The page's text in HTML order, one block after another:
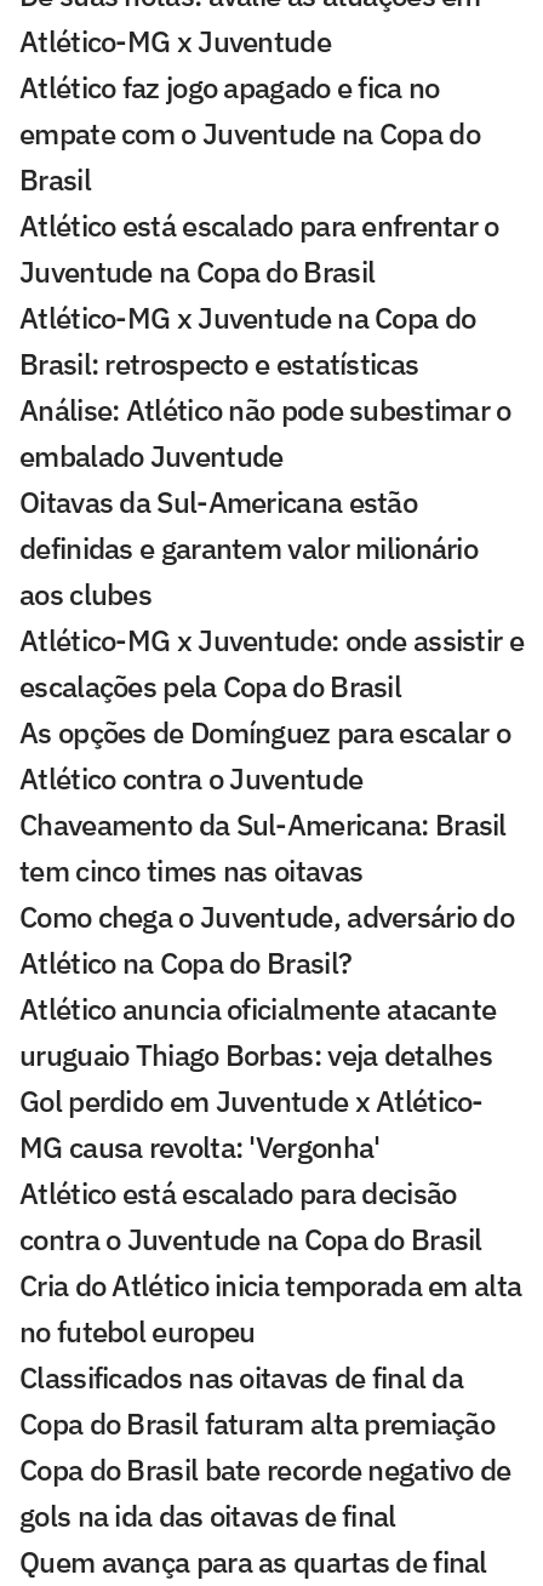
Atlético-MG x Juventude
Atlético faz jogo apagado e fica no
empate com o Juventude na Copa do
Brasil
Atlético está escalado para enfrentar o
Juventude na Copa do Brasil
Atlético-MG x Juventude na Copa do
Brasil: retrospecto e estatísticas
Análise: Atlético não pode subestimar o
embalado Juventude
Oitavas da Sul-Americana estão
definidas e garantem valor milionário
aos clubes
Atlético-MG x Juventude: onde assistir e
escalações pela Copa do Brasil
As opções de Domínguez para escalar o
Atlético contra o Juventude
Chaveamento da Sul-Americana: Brasil
tem cinco times nas oitavas
Como chega o Juventude, adversário do
Atlético na Copa do Brasil?
Atlético anuncia oficialmente atacante
uruguaio Thiago Borbas: veja detalhes
Gol perdido em Juventude x Atlético-
MG causa revolta: 'Vergonha'
Atlético está escalado para decisão
contra o Juventude na Copa do Brasil
Cria do Atlético inicia temporada em alta
no futebol europeu
Classificados nas oitavas de final da
Copa do Brasil faturam alta premiação
Copa do Brasil bate recorde negativo de
gols na ida das oitavas de final
Quem avança para as quartas de final